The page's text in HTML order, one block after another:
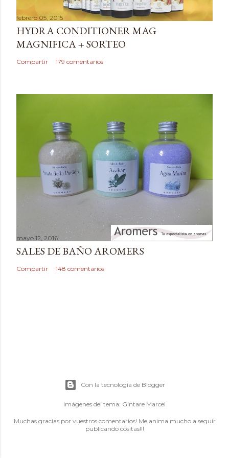
a
r
u
n
c
o
febrero 05, 2015
HYDRA CONDITIONER MAG
MAGNIFICA + SORTEO
Compartir 179 comentarios
mayo 12, 2016
SALES DE BAÑO AROMERS
Compartir 148 comentarios
Con la tecnología de Blogger
Imágenes del tema: Gintare Marcel
Muchas gracias por vuestros comentarios! Me anima mucho a seguir
publicando cositas!!!